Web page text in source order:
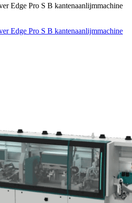
Edge Pro S B kantenaanlijmmachine
Edge Pro S B kantenaanlijmmachine